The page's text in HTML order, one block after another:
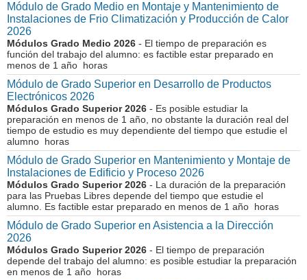
Módulo de Grado Medio en Montaje y Mantenimiento de
Instalaciones de Frio Climatización y Producción de Calor
2026
Módulos Grado Medio 2026 - El tiempo de preparación es
función del trabajo del alumno: es factible estar preparado en
menos de 1 año horas
Módulo de Grado Superior en Desarrollo de Productos
Electrónicos 2026
Módulos Grado Superior 2026 - Es posible estudiar la
preparación en menos de 1 año, no obstante la duración real del
tiempo de estudio es muy dependiente del tiempo que estudie el
alumno horas
Módulo de Grado Superior en Mantenimiento y Montaje de
Instalaciones de Edificio y Proceso 2026
Módulos Grado Superior 2026 - La duración de la preparación
para las Pruebas Libres depende del tiempo que estudie el
alumno. Es factible estar preparado en menos de 1 año horas
Módulo de Grado Superior en Asistencia a la Dirección
2026
Módulos Grado Superior 2026 - El tiempo de preparación
depende del trabajo del alumno: es posible estudiar la preparación
en menos de 1 año horas